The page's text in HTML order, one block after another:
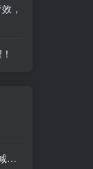
，